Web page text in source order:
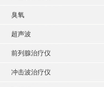
臭氧
超声波
前列腺治疗仪
冲击波治疗仪